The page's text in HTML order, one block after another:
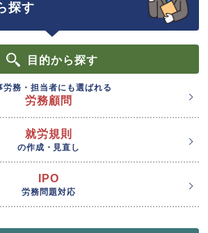
探す
目的から探す
労務・担当者にも選ばれる
労務顧問
就労規則
の作成・見直し
IPO
労務問題対応